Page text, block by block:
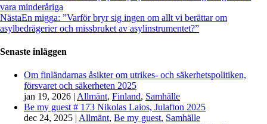
vara minderåriga
NästaEn migga: ”Varför bryr sig ingen om allt vi berättar om
asylbedrägerier och missbruket av asylinstrumentet?”
Senaste inläggen
Om finländarnas åsikter om utrikes- och säkerhetspolitiken,
försvaret och säkerheten 2025
jan 19, 2026 | Allmänt, Finland, Samhälle
Be my guest # 173 Nikolas Laios, Julafton 2025
dec 24, 2025 | Allmänt, Be my guest, Samhälle